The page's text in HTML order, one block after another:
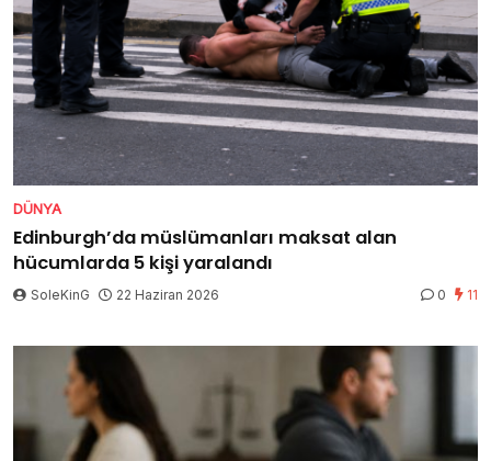
DÜNYA
Edinburgh’da müslümanları maksat alan
hücumlarda 5 kişi yaralandı
SoleKinG 22 Haziran 2026 0 11